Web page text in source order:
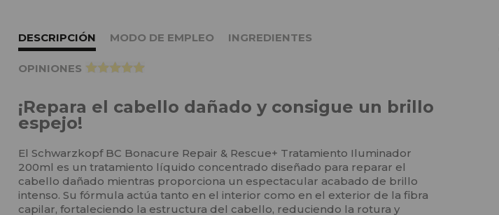
DESCRIPCIÓN MODO DE EMPLEO INGREDIENTES
OPINIONES >
¡Repara el cabello dañado y consigue un brillo
espejo!
El Schwarzkopf BC Bonacure Repair & Rescue+ Tratamiento Iluminador
200ml es un tratamiento líquido concentrado diseñado para reparar el
cabello dañado mientras proporciona un espectacular acabado de brillo
intenso. Su fórmula actúa tanto en el interior como en el exterior de la fibra
capilar, fortaleciendo la estructura del cabello, reduciendo la rotura y